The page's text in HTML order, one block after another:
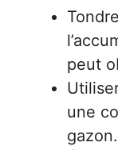
peut
une
gazon.